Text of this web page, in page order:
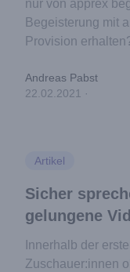
nur von apprex
Begeisterung mit
Provision
Andreas Pabst
22.02.2021 ·
Artikel
Sicher
gelungene
Innerhalb der
Zuschauer:innen